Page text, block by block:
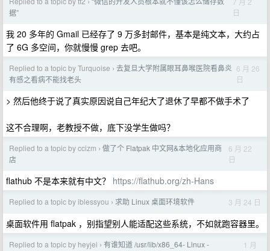
›
据”
日
我 20 多年的 Gmail 已经存了 9 万多封邮件，基本是纯文本，大约占
了 6G 多空间，你就慢慢 grep 去吧。
Replied to a topic by Turquoise › 去复旦大学附属眼耳鼻喉医院看鼻炎
有感之看病不能找老头
6 月 26
日
> 然后他终于说了真实原因说自己年纪大了退休了早都不做手术了
这不合理啊，老教授不做，底下没学生做吗？
Replied to a topic by ccizm › 做了个 Flatpak 中文网&本地化应用商
店
6 月 22
日
flathub 不是本来就有中文？ https://flathub.org/zh-Hans
Replied to a topic by iblessyou › 求助 Linux 桌面环境软件 3 月 24 日
桌面软件用 flatpak ，别指望别人能适配这些系统，不如就跑容器里。
Replied to a topic by heyjei › 有谁知道 /usr/lib/x86_64- Linux -
1 月